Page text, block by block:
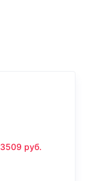
3509 руб.